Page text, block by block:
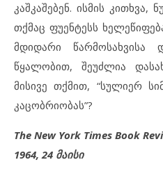
კაშკაშებენ. ისმის
თქმაც ფუენტესს
მდიდარი წარმოსახვისა
წყალობით, შეუძლია
მისივე თქმით, “სულიერ
კაცობრიობას”?
The New York Times Book
1964, 24 მაისი